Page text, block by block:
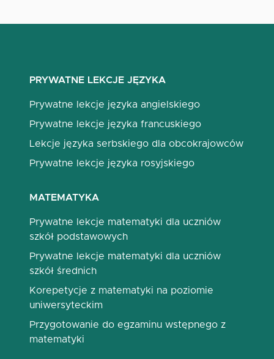
PRYWATNE LEKCJE JĘZYKA
Prywatne lekcje języka angielskiego
Prywatne lekcje języka francuskiego
Lekcje języka serbskiego dla obcokrajowców
Prywatne lekcje języka rosyjskiego
MATEMATYKA
Prywatne lekcje matematyki dla uczniów
szkół podstawowych
Prywatne lekcje matematyki dla uczniów
szkół średnich
Korepetycje z matematyki na poziomie
uniwersyteckim
Przygotowanie do egzaminu wstępnego z
matematyki